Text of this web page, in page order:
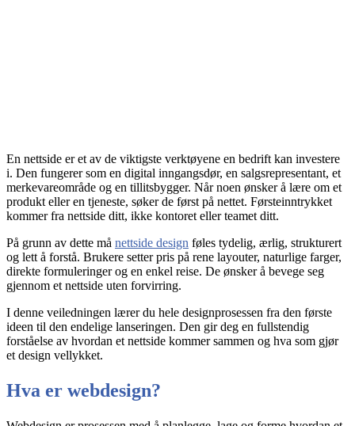
En nettside er et av de viktigste verktøyene en bedrift kan investere
i. Den fungerer som en digital inngangsdør, en salgsrepresentant, et
merkevareområde og en tillitsbygger. Når noen ønsker å lære om et
produkt eller en tjeneste, søker de først på nettet. Førsteinntrykket
kommer fra nettside ditt, ikke kontoret eller teamet ditt.
På grunn av dette må nettside design føles tydelig, ærlig, strukturert
og lett å forstå. Brukere setter pris på rene layouter, naturlige farger,
direkte formuleringer og en enkel reise. De ønsker å bevege seg
gjennom et nettside uten forvirring.
I denne veiledningen lærer du hele designprosessen fra den første
ideen til den endelige lanseringen. Den gir deg en fullstendig
forståelse av hvordan et nettside kommer sammen og hva som gjør
et design vellykket.
Hva er webdesign?